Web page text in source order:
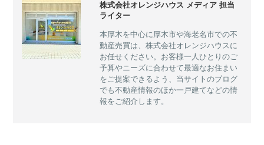
株式会社オレンジハウス メディア 担当
ライター
本厚木を中心に厚木市や海老名市での不
動産売買は、株式会社オレンジハウスに
お任せください。お客様一人ひとりのご
予算やニーズに合わせて最適なお住まい
をご提案できるよう、当サイトのブログ
でも不動産情報のほか一戸建てなどの情
報をご紹介します。